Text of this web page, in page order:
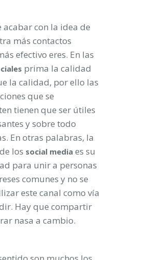
acabar con la idea de
más contactos
efectivo eres. En las
prima la calidad
la calidad, por ello las
que se
tienen que ser útiles
y sobre todo
En otras palabras, la
los social media es su
para unir a personas
comunes y no se
este canal como vía
Hay que compartir
nasa a cambio.